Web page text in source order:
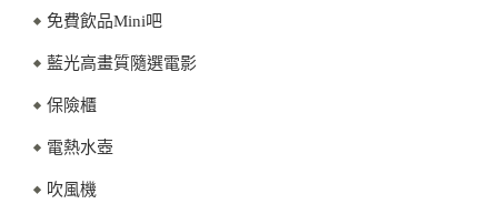
免費飲品Mini吧
藍光高畫質隨選電影
保險櫃
電熱水壺
吹風機